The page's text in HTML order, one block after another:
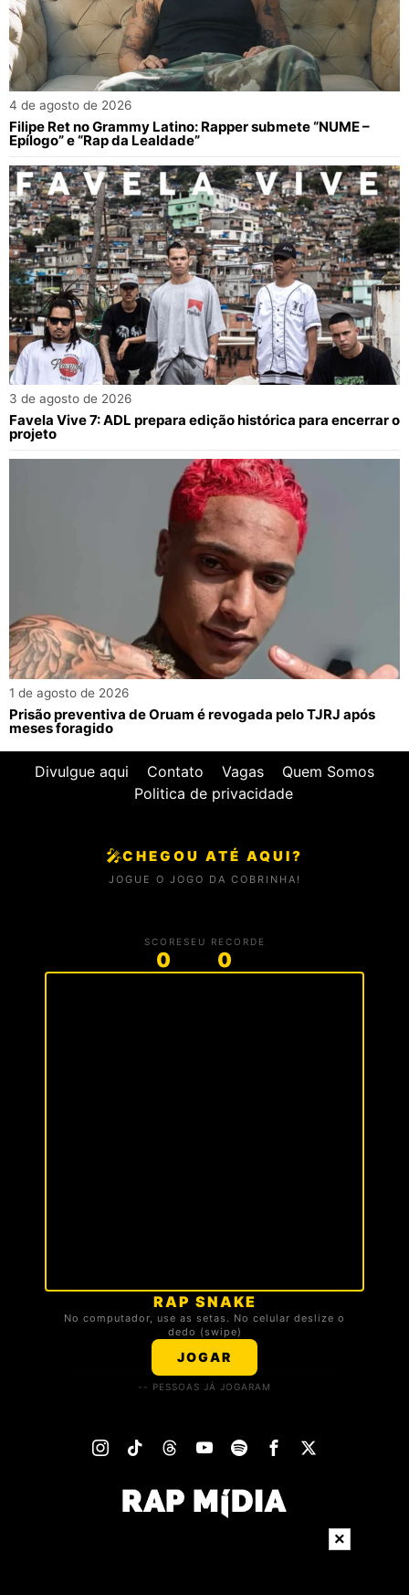
4 de agosto de 2026
Filipe Ret no Grammy Latino: Rapper submete “NUME –
Epílogo” e “Rap da Lealdade”
3 de agosto de 2026
Favela Vive 7: ADL prepara edição histórica para encerrar o
projeto
1 de agosto de 2026
Prisão preventiva de Oruam é revogada pelo TJRJ após
meses foragido
Divulgue aqui Contato Vagas
Quem Somos
Politica de privacidade
🎤CHEGOU ATÉ AQUI?
JOGUE O JOGO DA COBRINHA!
SCORE
0
SEU RECORDE
0
RAP SNAKE
No computador, use as setas. No celular deslize o
dedo (swipe)
JOGAR
🏆 TOP 3 DA TROPA
Carregando ranking...
-- PESSOAS JÁ JOGARAM
×